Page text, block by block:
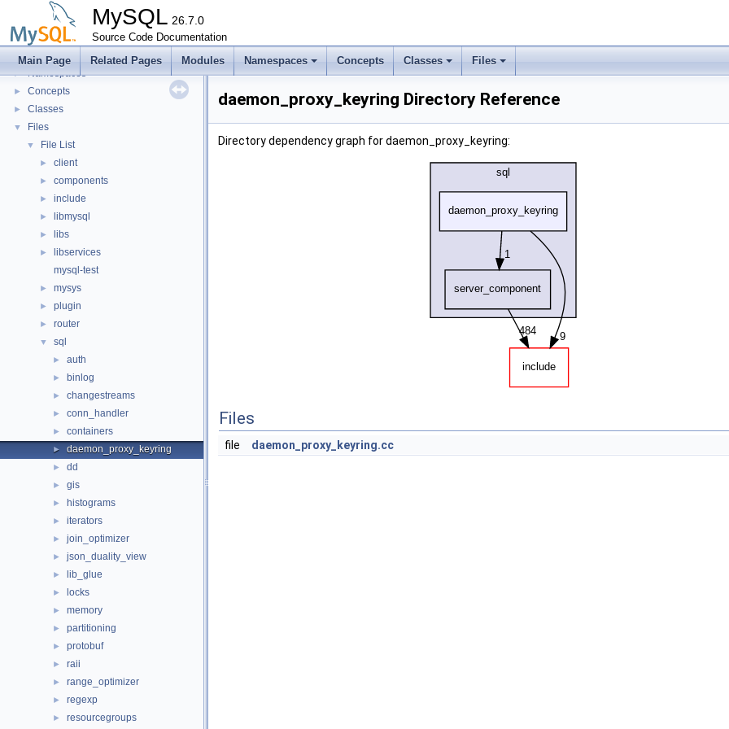
MySQL 26.7.0
Source Code Documentation
Main Page Related Pages Modules Namespaces Concepts Classes Files
Innodb UNDO Tablespace Truncate
Deprecated List
► Modules
► Namespaces
► Concepts
► Classes
▼ Files
▼ File List
► client
► components
► include
► libmysql
► libs
►
libservices
mysql-test
► mysys
► plugin
► router
▼ sql
► auth
► binlog
► changestreams
► conn_handler
► containers
► daemon_proxy_keyring
► dd
► gis
► histograms
► iterators
► join_optimizer
► json_duality_view
► lib_glue
► locks
► memory
► partitioning
► protobuf
► raii
► range_optimizer
► regexp
► resourcegroups
daemon_proxy_keyring Directory Reference
Directory dependency graph for daemon_proxy_keyring:
Files
file daemon_proxy_keyring.cc